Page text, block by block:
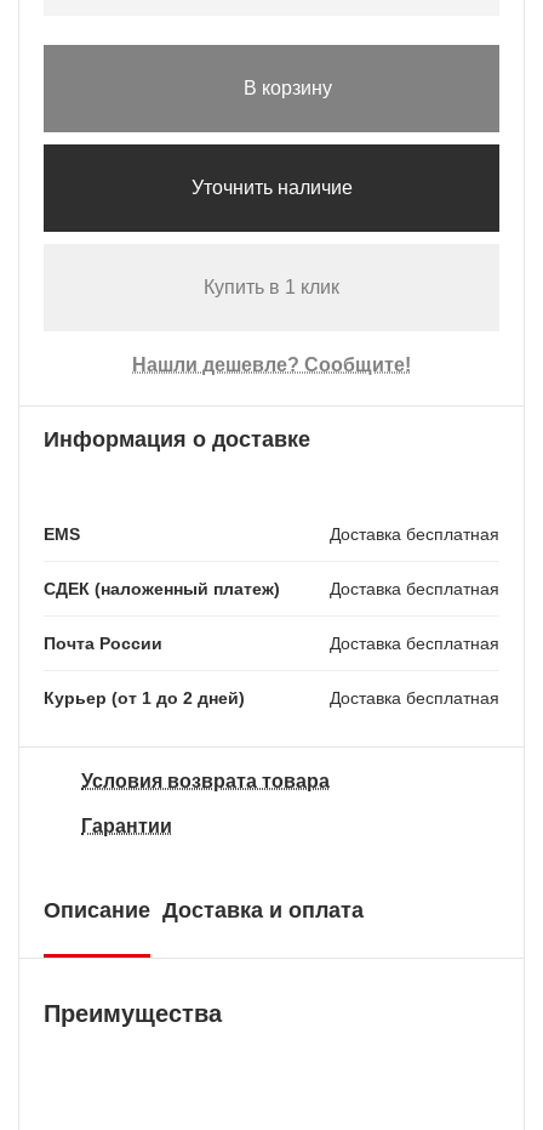
В корзину
Уточнить наличие
Купить в 1 клик
Нашли дешевле? Сообщите!
Информация о доставке
EMS Доставка бесплатная
СДЕК (наложенный платеж) Доставка бесплатная
Почта России Доставка бесплатная
Курьер (от 1 до 2 дней) Доставка бесплатная
Условия возврата товара
Гарантии
Описание Доставка и оплата
Преимущества